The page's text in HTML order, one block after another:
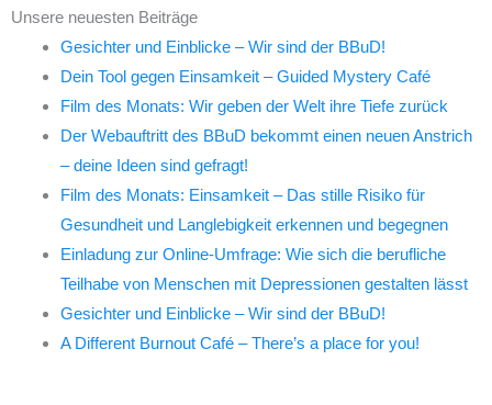
Unsere neuesten Beiträge
Gesichter und Einblicke – Wir sind der BBuD!
Dein Tool gegen Einsamkeit – Guided Mystery Café
Film des Monats: Wir geben der Welt ihre Tiefe zurück
Der Webauftritt des BBuD bekommt einen neuen Anstrich
– deine Ideen sind gefragt!
Film des Monats: Einsamkeit – Das stille Risiko für
Gesundheit und Langlebigkeit erkennen und begegnen
Einladung zur Online-Umfrage: Wie sich die berufliche
Teilhabe von Menschen mit Depressionen gestalten lässt
Gesichter und Einblicke – Wir sind der BBuD!
A Different Burnout Café – There’s a place for you!